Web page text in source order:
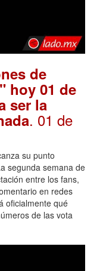
de
hoy 01 de
ser la
. 01 de
su punto
segunda semana de
entre los fans,
en redes
oficialmente qué
de las vota